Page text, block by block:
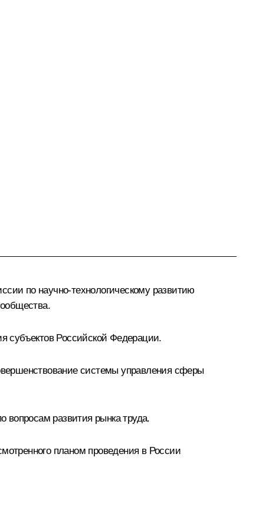
по научно-технологическому развитию
субъектов Российской Федерации.
системы управления сферы
вопросам развития рынка труда.
планом проведения в России